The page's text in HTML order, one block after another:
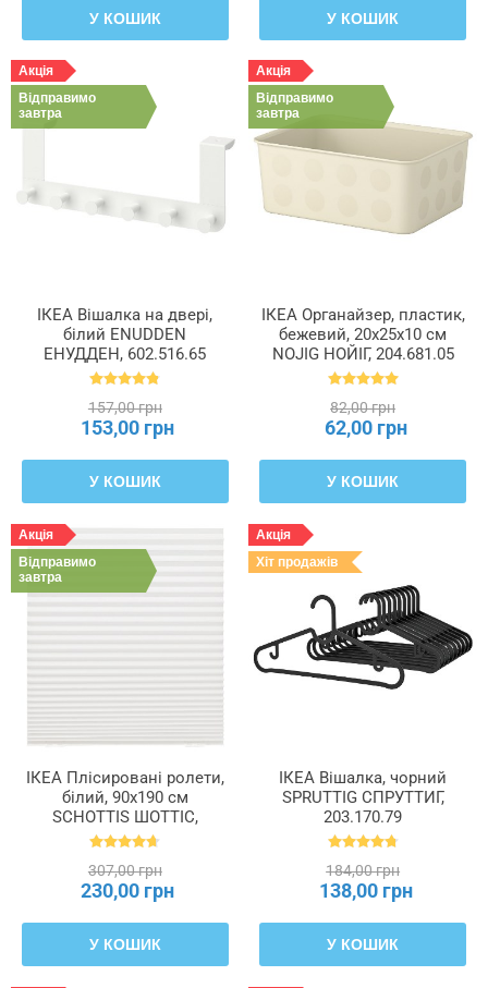
У КОШИК У КОШИК
Акція
Відправимо
завтра
ІКЕА Вішалка на двері,
білий ENUDDEN
ЕНУДДЕН, 602.516.65
157,00 грн
153,00 грн
У КОШИК
Акція
Відправимо
завтра
ІКЕА Органайзер, пластик,
бежевий, 20x25x10 см
NOJIG НОЙІГ, 204.681.05
82,00 грн
62,00 грн
У КОШИК
Акція
Відправимо
завтра
ІКЕА Плісировані ролети,
білий, 90x190 см
SCHOTTIS ШОТТІС,
202.422.82
307,00 грн
230,00 грн
У КОШИК
Акція
Хіт продажів
ІКЕА Вішалка, чорний
SPRUTTIG СПРУТТИГ,
203.170.79
184,00 грн
138,00 грн
У КОШИК